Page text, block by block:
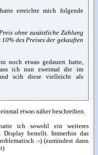
erreichte mich folgende
ohne zusätzliche Zahlung
des Preises der gekauften
noch etwas gedauert hatte,
ich nun zweimal die im
scih diese vielleicht als
etwas näher beschreiben.
ich sowohl ein weiteres
Display bestellt. Immerhin das
:-) (zumindest dann